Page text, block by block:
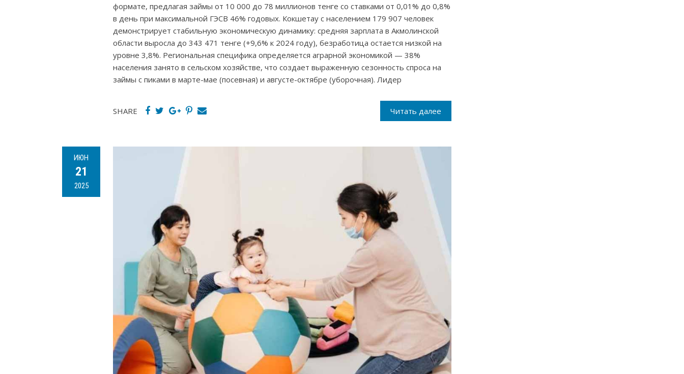
формате, предлагая займы от 10 000 до 78 миллионов тенге со ставками от 0,01% до 0,8%
в день при максимальной ГЭСВ 46% годовых. Кокшетау с населением 179 907 человек
демонстрирует стабильную экономическую динамику: средняя зарплата в Акмолинской
области выросла до 343 471 тенге (+9,6% к 2024 году), безработица остается низкой на
уровне 3,8%. Региональная специфика определяется аграрной экономикой — 38%
населения занято в сельском хозяйстве, что создает выраженную сезонность спроса на
займы с пиками в марте-мае (посевная) и августе-октябре (уборочная). Лидер
Читать далее
SHARE
ИЮН
21
2025